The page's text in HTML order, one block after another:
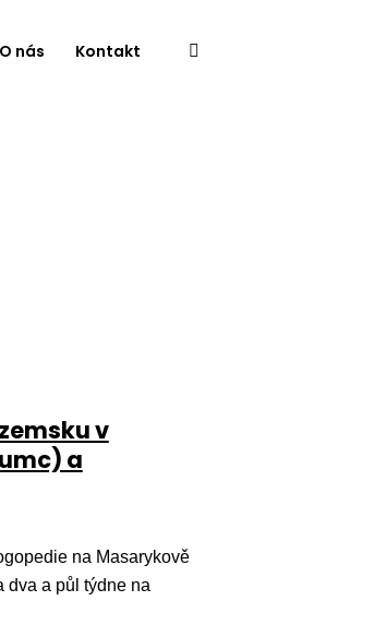
O nás Kontakt
v
a
na Masarykově
dva a půl týdne na